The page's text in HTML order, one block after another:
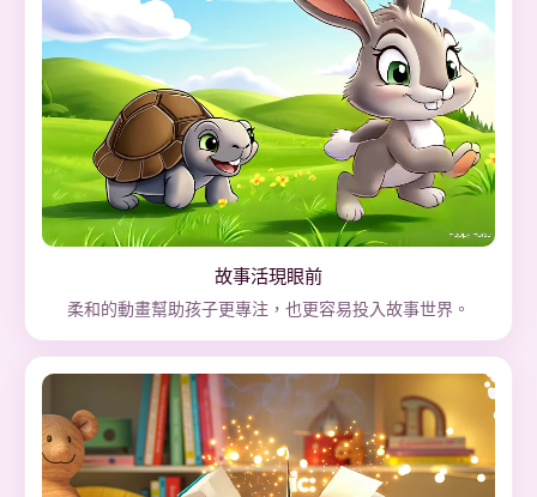
故事活現眼前
柔和的動畫幫助孩子更專注，也更容易投入故事世界。